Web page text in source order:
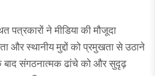
ने मीडिया की मौजूदा
और स्थानीय मुद्दों को प्रमुखता से उठाने
बाद संगठनात्मक ढांचे को और सुदृढ़